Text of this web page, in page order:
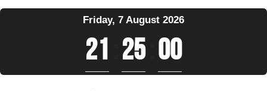
Friday, 7 August 2026
21 25 00